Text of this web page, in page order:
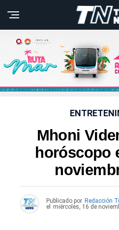
Mhoni
horóscopo
Publicado por Redacción
el
miércoles, 16 de